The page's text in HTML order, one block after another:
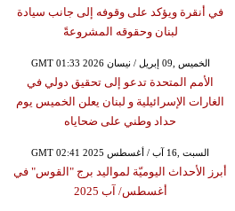
في أنقرة ويؤكد على وقوفه إلى جانب سيادة
لبنان وحقوقه المشروعةً
GMT 01:33 2026 الخميس ,09 إبريل / نيسان
الأمم المتحدة تدعو إلى تحقيق دولي في
الغارات الإسرائيلية و لبنان يعلن الخميس يوم
حداد وطني على ضحاياه
GMT 02:41 2025 السبت ,16 آب / أغسطس
أبرز الأحداث اليوميّة لمواليد برج "القوس" في
أغسطس/ آب 2025